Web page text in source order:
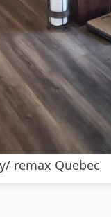
remax Quebec